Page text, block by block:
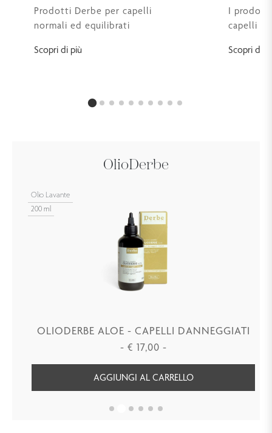
Prodotti Derbe per capelli
normali ed equilibrati
Scopri di più
I
capelli
Scopri di
OlioDerbe
Olio Lavante
200 ml
OLIODERBE ALOE - CAPELLI DANNEGGIATI
€ 17,00-
AGGIUNGI AL CARRELLO